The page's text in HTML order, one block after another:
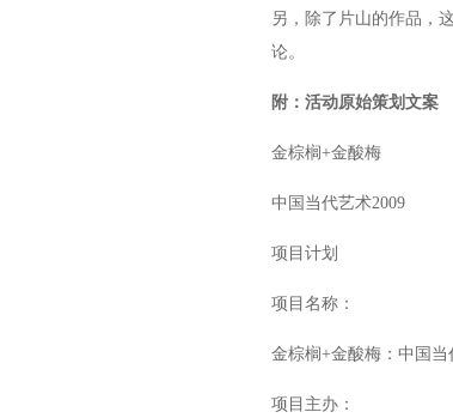
另，除了片山的作品，
论。
附：活动原始策划文案
金棕榈+金酸梅
中国当代艺术2009
项目计划
项目名称：
金棕榈+金酸梅：中国当
项目主办：